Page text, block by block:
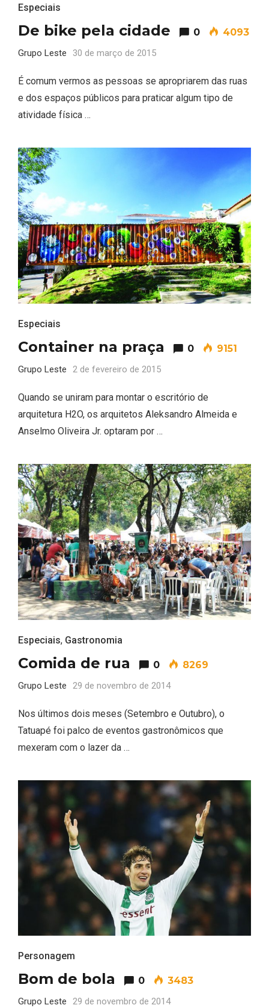
Especiais
De bike pela cidade 0 4093
Grupo Leste 30 de março de 2015
É comum vermos as pessoas se apropriarem das ruas
e dos espaços públicos para praticar algum tipo de
atividade física …
Especiais
Container na praça 0 9151
Grupo Leste 2 de fevereiro de 2015
Quando se uniram para montar o escritório de
arquitetura H2O, os arquitetos Aleksandro Almeida e
Anselmo Oliveira Jr. optaram por …
Especiais, Gastronomia
Comida de rua 0 8269
Grupo Leste 29 de novembro de 2014
Nos últimos dois meses (Setembro e Outubro), o
Tatuapé foi palco de eventos gastronômicos que
mexeram com o lazer da …
Personagem
Bom de bola 0 3483
Grupo Leste 29 de novembro de 2014